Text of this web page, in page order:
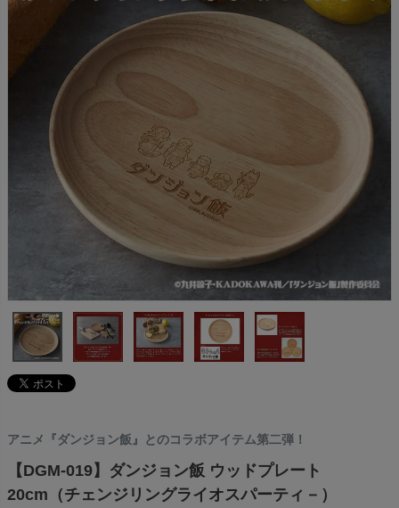
アニメ『ダンジョン飯』とのコラボアイテム第二弾！
【DGM-019】ダンジョン飯 ウッドプレート
20cm（チェンジリングライオスパーティ－）